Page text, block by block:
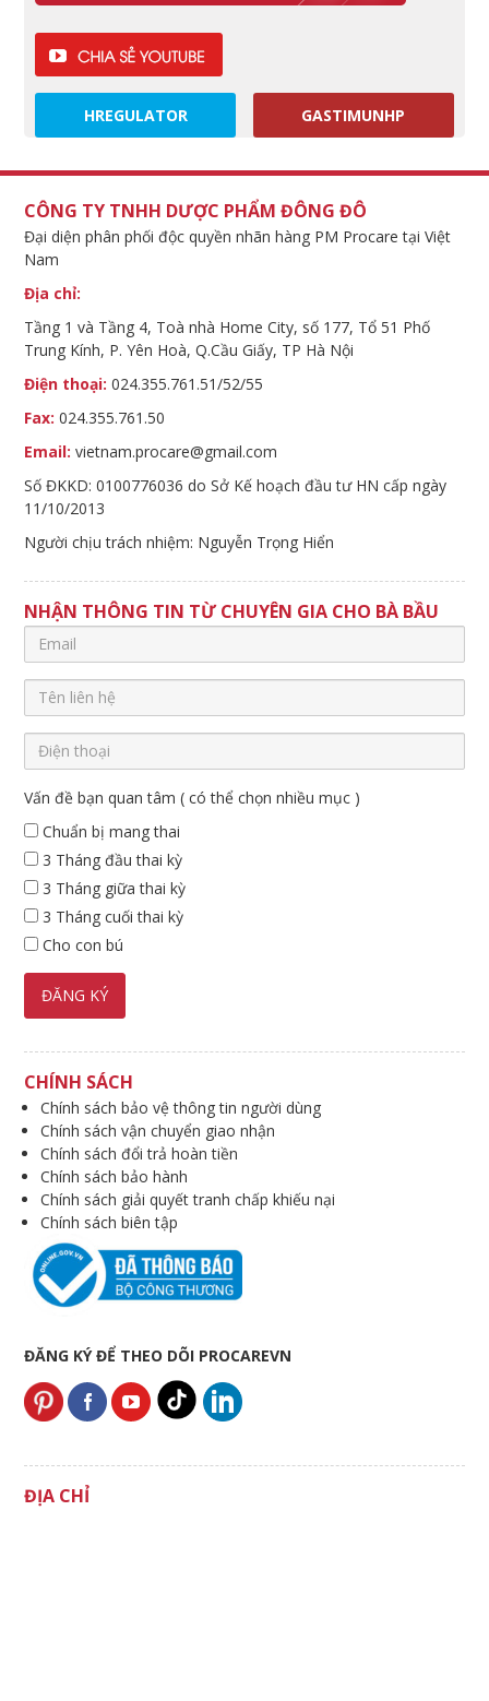
HREGULATOR GASTIMUNHP
CÔNG TY TNHH DƯỢC PHẨM ĐÔNG ĐÔ
Đại diện phân phối độc quyền nhãn hàng PM Procare tại Việt
Nam
Địa chỉ:
Tầng 1 và Tầng 4, Toà nhà Home City, số 177, Tổ 51 Phố
Trung Kính, P. Yên Hoà, Q.Cầu Giấy, TP Hà Nội
Điện thoại: 024.355.761.51/52/55
Fax: 024.355.761.50
Email: vietnam.procare@gmail.com
Số ĐKKD: 0100776036 do Sở Kế hoạch đầu tư HN cấp ngày
11/10/2013
Người chịu trách nhiệm: Nguyễn Trọng Hiển
NHẬN THÔNG TIN TỪ CHUYÊN GIA CHO BÀ BẦU
Vấn đề bạn quan tâm ( có thể chọn nhiều mục )
Chuẩn bị mang thai
3 Tháng đầu thai kỳ
3 Tháng giữa thai kỳ
3 Tháng cuối thai kỳ
Cho con bú
CHÍNH SÁCH
Chính sách bảo vệ thông tin người dùng
Chính sách vận chuyển giao nhận
Chính sách đổi trả hoàn tiền
Chính sách bảo hành
Chính sách giải quyết tranh chấp khiếu nại
Chính sách biên tập
ĐĂNG KÝ ĐỂ THEO DÕI PROCAREVN
ĐỊA CHỈ